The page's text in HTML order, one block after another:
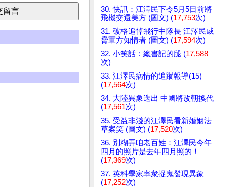
30. 快訊：江澤民下令5月5日前將
飛機交還美方 (圖文) (17,753次)
31. 破格追悼飛行中隊長 江澤民威
脅軍方知情者 (圖文) (17,594次)
32. 小笑話：總書記的腿 (17,588
次)
33. 江澤民病情的追蹤報導(15)
(17,564次)
34. 大陸異象迭出 中國將改朝換代
(17,561次)
35. 受益非淺的江澤民看新婚姻法
草案笑 (圖文) (17,520次)
36. 別糊弄咱老百姓：江澤民今年
四月的照片是去年四月照的！
(17,369次)
37. 英科學家率衆捉鬼發現異象
(17,252次)